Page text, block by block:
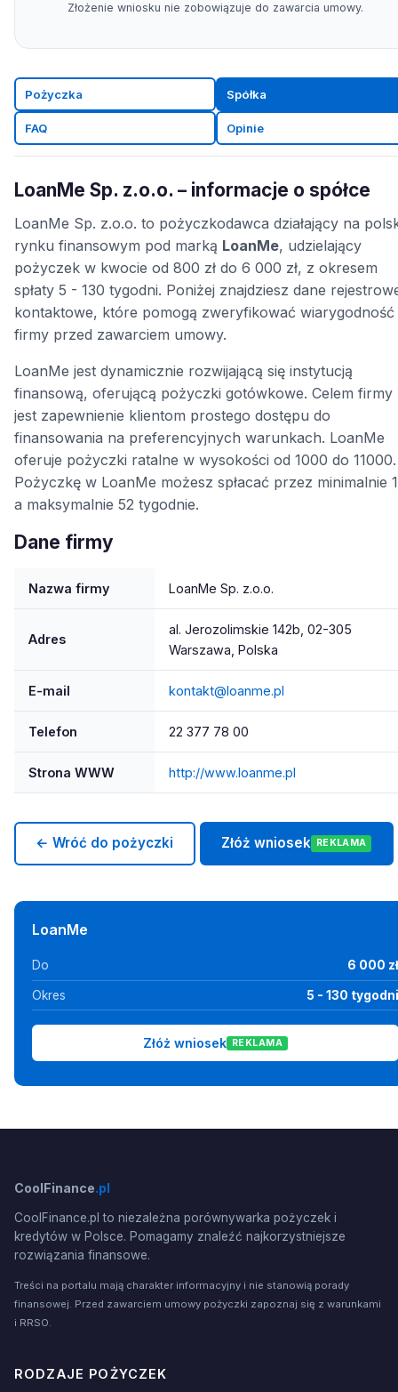
Złożenie wniosku nie zobowiązuje do zawarcia umowy.
Pożyczka Spółka
FAQ Opinie
LoanMe Sp. z.o.o. – informacje o spółce
LoanMe Sp. z.o.o. to pożyczkodawca działający na
rynku finansowym pod marką LoanMe, udzielający
pożyczek w kwocie od 800 zł do 6 000 zł, z okresem
spłaty 5 - 130 tygodni. Poniżej znajdziesz dane
kontaktowe, które pomogą zweryfikować wiarygodność
firmy przed zawarciem umowy.
LoanMe jest dynamicznie rozwijającą się instytucją
finansową, oferującą pożyczki gotówkowe. Celem firmy
jest zapewnienie klientom prostego dostępu do
finansowania na preferencyjnych warunkach. LoanMe
oferuje pożyczki ratalne w wysokości od 1000 do 11000.
Pożyczkę w LoanMe możesz spłacać przez minimalnie
a maksymalnie 52 tygodnie.
Dane firmy
Nazwa firmy LoanMe Sp. z.o.o.
Adres
al. Jerozolimskie 142b, 02-305
Warszawa, Polska
E-mail kontakt@loanme.pl
Telefon 22 377 78 00
Strona WWW http://www.loanme.pl
← Wróć do pożyczki Złóż wniosek REKLAMA
LoanMe
Do 6 000 zł
Okres 5 - 130 tygodni
Złóż wniosek REKLAMA
CoolFinance.pl
CoolFinance.pl to niezależna porównywarka pożyczek i
kredytów w Polsce. Pomagamy znaleźć najkorzystniejsze
rozwiązania finansowe.
Treści na portalu mają charakter informacyjny i nie stanowią porady
finansowej. Przed zawarciem umowy pożyczki zapoznaj się z warunkami
i RRSO.
RODZAJE POŻYCZEK